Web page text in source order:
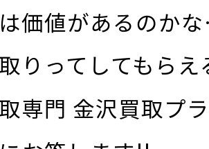
価値があるのか
りってしてもら
取専門 金沢買取プ